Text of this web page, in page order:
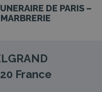
DE PARIS –
France